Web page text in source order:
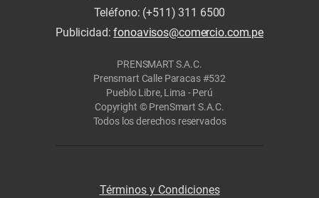
Teléfono: (+511) 311 6500
Publicidad:fonoavisos@comercio.com.pe
PRENSMART S.A.C.
Prensmart Calle Paracas #532
Pueblo Libre, Lima - Perú
Copyright © PrenSmart S.A.C.
Todos los derechos reservados
Términos y Condiciones